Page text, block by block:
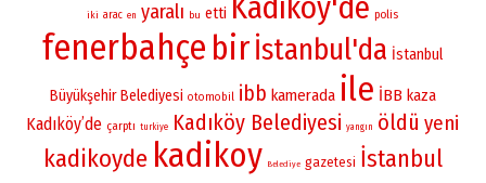
iki arac en yaralı bu etti Kadıköy'de polis
fenerbahçe birİstanbul'da İstanbul
Büyükşehir Belediyesi otomobil ibb kamerada ile İBB kaza
Kadıköy’de çarptı turkiye Kadıköy Belediyesi yangın öldü yeni
kadikoyde kadikoy Belediye gazetesi İstanbul